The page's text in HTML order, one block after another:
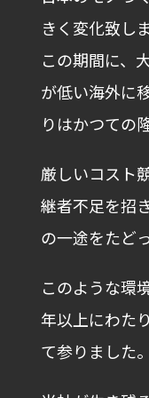
きく変化致し
この期間に、
が低い海外に
りはかつての
厳しいコスト
継者不足を招
の一途をたど
このような環
年以上にわた
て参りました。